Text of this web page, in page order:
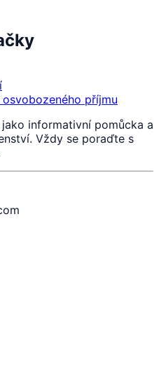
příjmu
informativní pomůcka a
Vždy se poraďte s